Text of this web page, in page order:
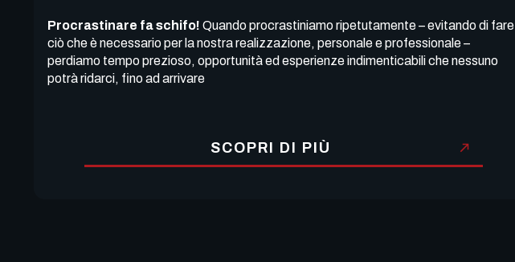
Procrastinare fa schifo! Quando procrastiniamo ripetutamente – evitando di fare
ciò che è necessario per la nostra realizzazione, personale e professionale –
perdiamo tempo prezioso, opportunità ed esperienze indimenticabili che nessuno
potrà ridarci, fino ad arrivare
SCOPRI DI PIÙ